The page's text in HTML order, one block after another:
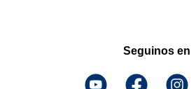
Seguinos en